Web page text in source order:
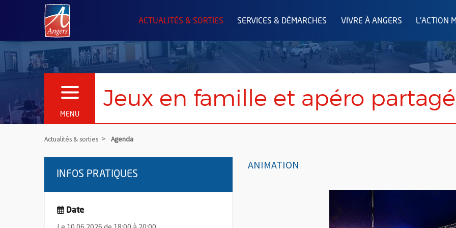
Angers.fr : Retour à l'accueil
ACTUALITÉS & SORTIES SERVICES & DÉMARCHES VIVRE À ANGERS L'ACTION
MENU
OUVRIR LE MENU Jeux en famille et apéro partagé
Actualités & sorties Agenda
ANIMATION
INFOS PRATIQUES
Date